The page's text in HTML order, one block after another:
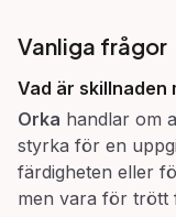
Vanliga frågor
Vad är skillnaden
Orka handlar om
styrka för en
färdigheten eller
men vara för trött